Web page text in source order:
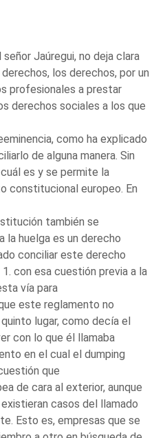
Jaúregui, no deja clara
los derechos, por un
profesionales a prestar
derechos sociales a los que
como ha explicado
de alguna manera. Sin
es y se permite la
constitucional europeo. En
también se
la huelga es un derecho
conciliar este derecho
con esa cuestión previa a la
vía para
este reglamento no
lugar, como decía el
con lo que él llamaba
en el cual el dumping
que
de cara al exterior, aunque
casos del llamado
Esto es, empresas que se